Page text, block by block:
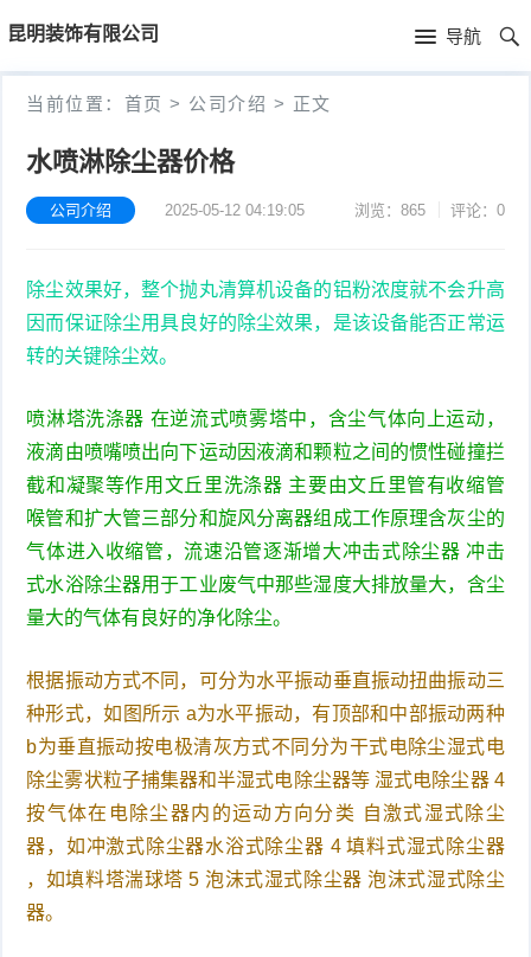
昆明装饰有限公司 导航
首
页
首
当前位置： 首页 > 公司介绍 > 正文
水喷淋除尘器价格
公司介绍 2025-05-12 04:19:05 浏览：865 评论：0
除尘效果好，整个抛丸清算机设备的铝粉浓度就不会升高
因而保证除尘用具良好的除尘效果，是该设备能否正常运
转的关键除尘效。
喷淋塔洗涤器 在逆流式喷雾塔中，含尘气体向上运动，
液滴由喷嘴喷出向下运动因液滴和颗粒之间的惯性碰撞拦
截和凝聚等作用文丘里洗涤器 主要由文丘里管有收缩管
喉管和扩大管三部分和旋风分离器组成工作原理含灰尘的
气体进入收缩管，流速沿管逐渐增大冲击式除尘器 冲击
式水浴除尘器用于工业废气中那些湿度大排放量大，含尘
量大的气体有良好的净化除尘。
根据振动方式不同，可分为水平振动垂直振动扭曲振动三
种形式，如图所示 a为水平振动，有顶部和中部振动两种
b为垂直振动按电极清灰方式不同分为干式电除尘湿式电
除尘雾状粒子捕集器和半湿式电除尘器等 湿式电除尘器 4
按气体在电除尘器内的运动方向分类 自激式湿式除尘
器，如冲激式除尘器水浴式除尘器 4 填料式湿式除尘器
，如填料塔湍球塔 5 泡沫式湿式除尘器 泡沫式湿式除尘
器。